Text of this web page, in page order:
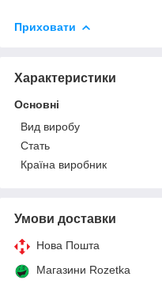
Приховати
Характеристики
Основні
Вид виробу
Стать
Країна виробник
Умови доставки
Нова Пошта
Магазини Rozetka